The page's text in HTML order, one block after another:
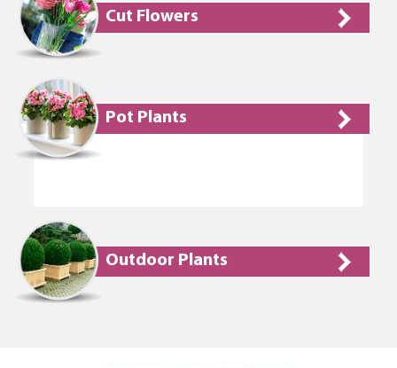
Cut Flowers
Pot Plants
Outdoor Plants